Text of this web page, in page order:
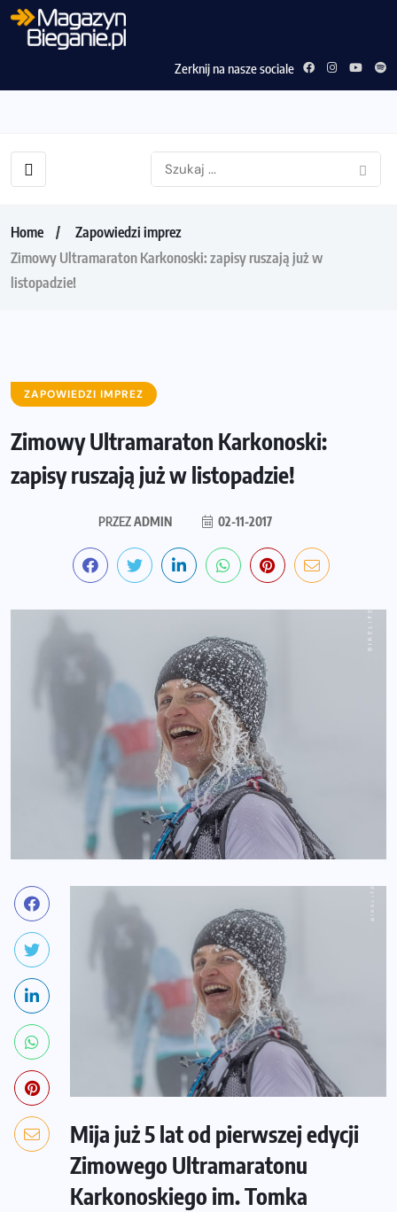
Zerknij na nasze sociale
Home
Zapowiedzi imprez
Zimowy Ultramaraton Karkonoski: zapisy ruszają już w
listopadzie!
ZAPOWIEDZI IMPREZ
Zimowy Ultramaraton Karkonoski:
zapisy ruszają już w listopadzie!
PRZEZADMIN 02-11-2017
Mija już 5 lat od pierwszej edycji
Zimowego Ultramaratonu
Karkonoskiego im. Tomka